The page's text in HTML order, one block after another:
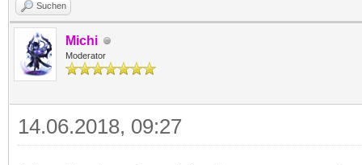
Suchen
Michi
Moderator
14.06.2018, 09:27